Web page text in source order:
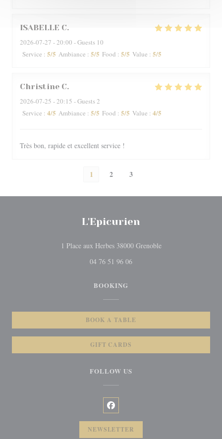
ISABELLE C
2026-07-27 - 20:00 - Guests 10
Service : 5/5 Ambiance : 5/5 Food : 5/5 Value : 5/5
Christine C
2026-07-25 - 20:15 - Guests 2
Service : 4/5 Ambiance : 5/5 Food : 5/5 Value : 4/5
Très bon, rapide et excellent service !
1 2 3
L'Epicurien
1 Place aux Herbes 38000 Grenoble((opens in a new
04 76 51 96 06
BOOKING
BOOK A TABLE
GIFT CARDS
FOLLOW US
Facebook ((opens in a new
NEWSLETTER